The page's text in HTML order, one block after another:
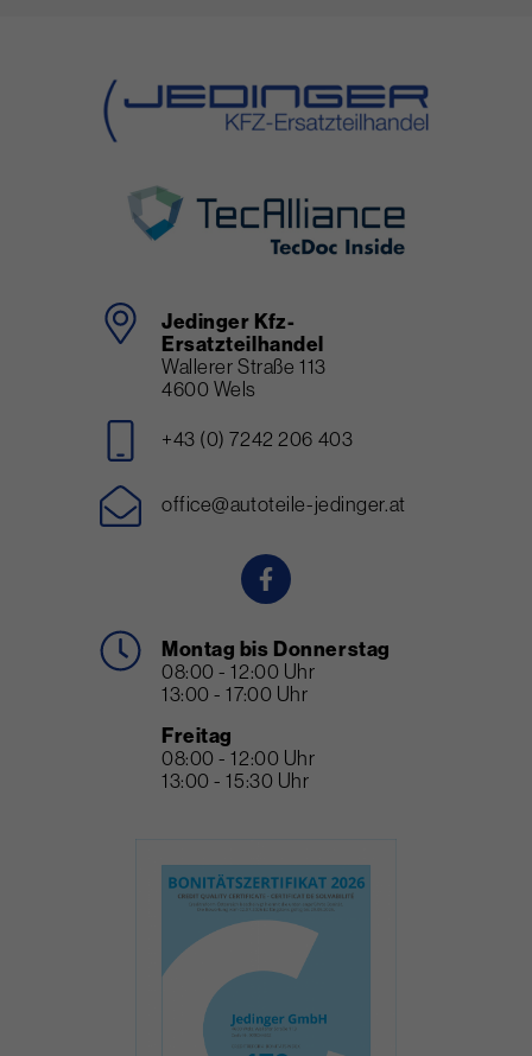
Jedinger Kfz-
Ersatzteilhandel
Wallerer Straße 113
4600 Wels
+43 (0) 7242 206 403
office@autoteile-jedinger.at
Montag bis Donnerstag
08:00 - 12:00 Uhr
13:00 - 17:00 Uhr
Freitag
08:00 - 12:00 Uhr
13:00 - 15:30 Uhr